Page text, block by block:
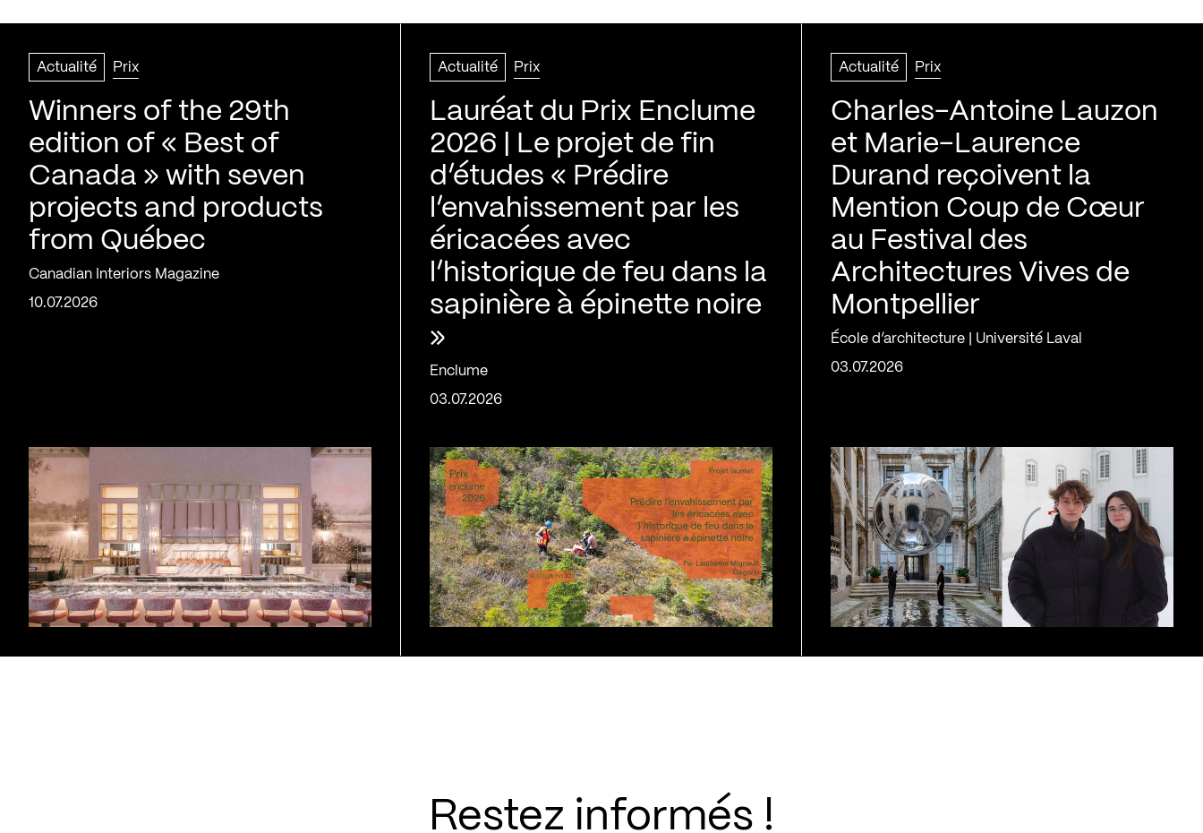
Actualité Prix
Winners of the 29th
edition of « Best of
Canada » with seven
projects and products
from Québec
Canadian Interiors Magazine
10.07.2026
Actualité Prix
Lauréat du Prix Enclume
2026 | Le projet de fin
d’études « Prédire
l’envahissement par les
éricacées avec
l’historique de feu dans la
sapinière à épinette noire
»
Enclume
03.07.2026
Actualité Prix
Charles-Antoine Lauzon
et Marie-Laurence
Durand reçoivent la
Mention Coup de Cœur
au Festival des
Architectures Vives de
Montpellier
École d’architecture | Université Laval
03.07.2026
Restez informés !